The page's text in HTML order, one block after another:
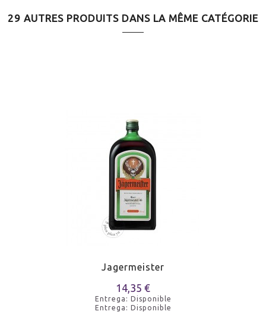
29 AUTRES PRODUITS DANS LA MÊME CATÉGORIE
Jagermeister
14,35 €
Entrega: Disponible
Entrega: Disponible